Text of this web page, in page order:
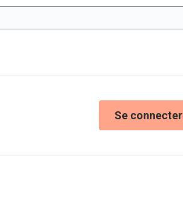
Se connecter